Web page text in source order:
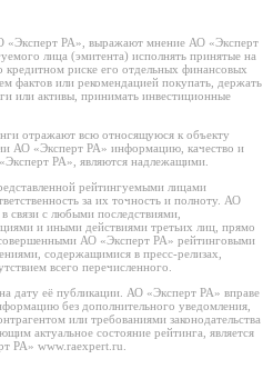
«Эксперт РА», выражают мнение АО «Эксперт
лица (эмитента) исполнять принятые на
кредитном риске его отдельных финансовых
фактов или рекомендацией покупать, держать
или активы, принимать инвестиционные
отражают всю относящуюся к объекту
АО «Эксперт РА» информацию, качество и
РА», являются надлежащими.
рейтингуемыми лицами
за их точность и полноту. АО
связи с любыми последствиями,
и иными действиями третьих лиц, прямо
АО «Эксперт РА» рейтинговыми
содержащимися в пресс-релизах,
всего перечисленного.
дату её публикации. АО «Эксперт РА» вправе
без дополнительного уведомления,
или требованиями законодательства
актуальное состояние рейтинга, является
РА» www.raexpert.ru.